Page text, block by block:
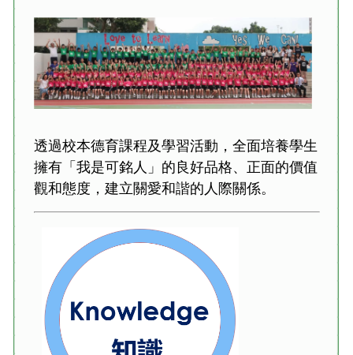
透過校本德育課程及學習活動，全面培養學生
擁有「我是可銘人」的良好品格、正面的價值
觀和態度，建立關愛和諧的人際關係。